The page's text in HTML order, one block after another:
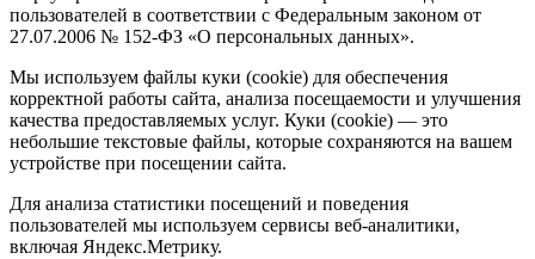
пользователей в соответствии с Федеральным законом от
27.07.2006 № 152-ФЗ «О персональных данных».
Мы используем файлы куки (cookie) для обеспечения
корректной работы сайта, анализа посещаемости и улучшения
качества предоставляемых услуг. Куки (cookie) — это
небольшие текстовые файлы, которые сохраняются на вашем
устройстве при посещении сайта.
Для анализа статистики посещений и поведения
пользователей мы используем сервисы веб-аналитики,
включая Яндекс.Метрику.